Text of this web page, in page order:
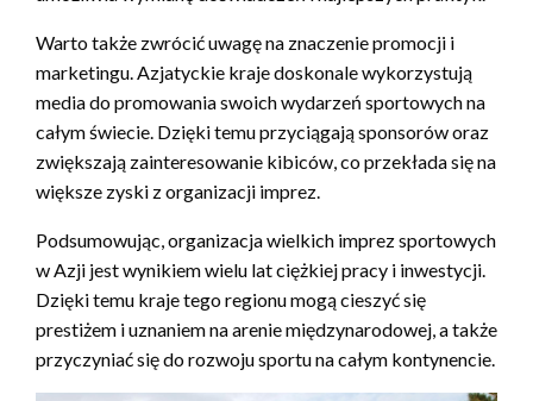
Warto także zwrócić uwagę na znaczenie promocji i
marketingu. Azjatyckie kraje doskonale wykorzystują
media do promowania swoich wydarzeń sportowych na
całym świecie. Dzięki temu przyciągają sponsorów oraz
zwiększają zainteresowanie kibiców, co przekłada się na
większe zyski z organizacji imprez.
Podsumowując, organizacja wielkich imprez sportowych
w Azji jest wynikiem wielu lat ciężkiej pracy i inwestycji.
Dzięki temu kraje tego regionu mogą cieszyć się
prestiżem i uznaniem na arenie międzynarodowej, a także
przyczyniać się do rozwoju sportu na całym kontynencie.